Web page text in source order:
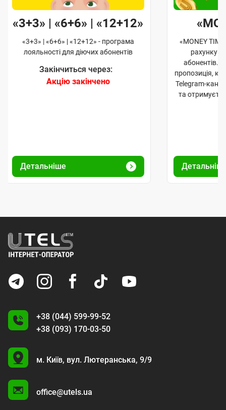
«3+3» | «6+6» | «12+12»
«3+3» | «6+6» | «12+12» - програма
лояльності для діючих абонентів
Закінчиться через:
Акцію закінчено
Детальніше
«MONEY
рахунку
абонентів.
пропозиція,
Telegram-
та
+38 (044) 599-99-52
+38 (093) 170-03-50
U
м. Київ, вул. Лютеранська, 9/9
office@utels.ua